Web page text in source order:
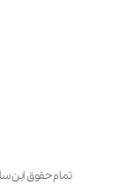
تمام حقوق این